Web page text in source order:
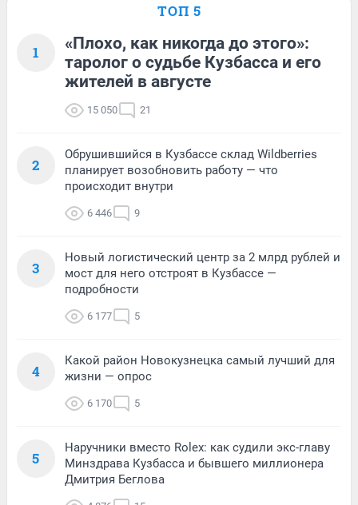
ТОП 5
1
«Плохо, как никогда до этого»:
таролог о судьбе Кузбасса и его
жителей в августе
15 050 21
2
Обрушившийся в Кузбассе склад Wildberries
планирует возобновить работу — что
происходит внутри
6 446 9
3
Новый логистический центр за 2 млрд рублей и
мост для него отстроят в Кузбассе —
подробности
6 177 5
4
Какой район Новокузнецка самый лучший для
жизни — опрос
6 170 5
5
Наручники вместо Rolex: как судили экс-главу
Минздрава Кузбасса и бывшего миллионера
Дмитрия Беглова